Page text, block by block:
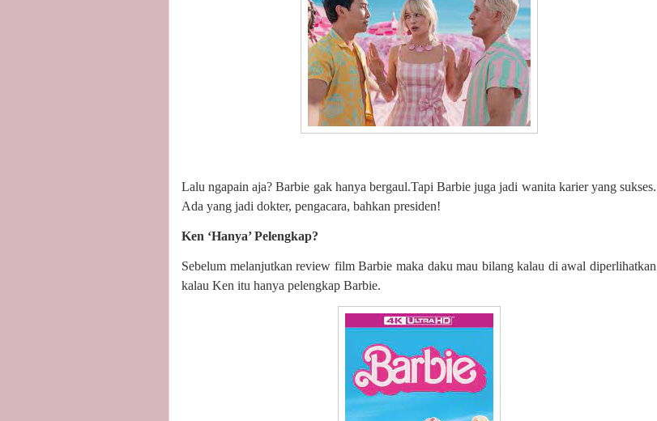
Lalu ngapain aja? Barbie gak hanya bergaul.Tapi Barbie juga jadi wanita karier yang sukses.
Ada yang jadi dokter, pengacara, bahkan presiden!
Ken ‘Hanya’ Pelengkap?
Sebelum melanjutkan review film Barbie maka daku mau bilang kalau di awal diperlihatkan
kalau Ken itu hanya pelengkap Barbie.